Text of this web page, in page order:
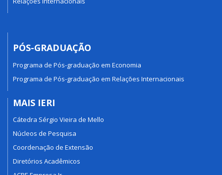
PÓS-GRADUAÇÃO
Programa de Pós-graduação em Economia
Programa de Pós-graduação em Relações Internacionais
MAIS IERI
Cátedra Sérgio Vieira de Mello
Núcleos de Pesquisa
Coordenação de Extensão
Diretórios Acadêmicos